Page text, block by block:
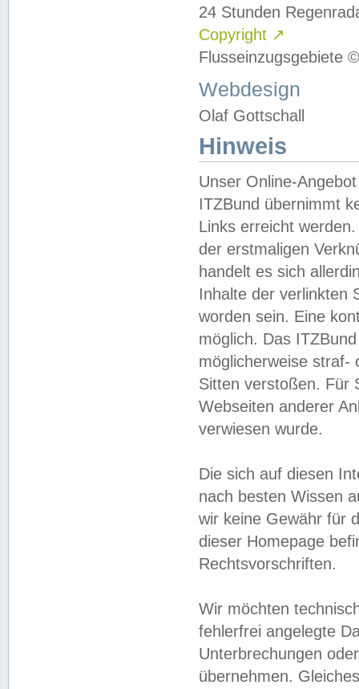
24 Stunden
Copyright ↗
Flusseinzugsgebiete
Webdesign
Olaf Gottschall
Hinweis
Unser Online-
ITZBund übernimmt
Links erreicht
der erstmaligen
handelt es sich
Inhalte der verlinkten
worden sein. Eine
möglich. Das
möglicherweise straf-
Sitten verstoßen. Für
Webseiten anderer
verwiesen wurde.
Die sich auf diesen
nach besten Wissen
wir keine Gewähr für
dieser Homepage
Rechtsvorschriften.
Wir möchten
fehlerfrei angelegte
Unterbrechungen
übernehmen.